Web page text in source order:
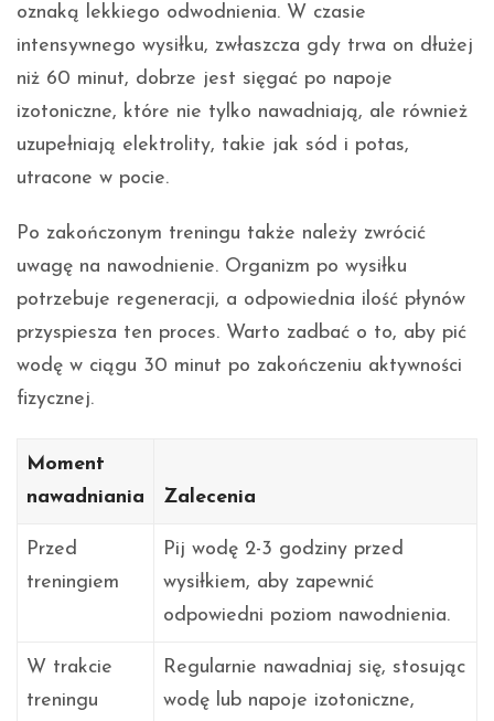
oznaką lekkiego odwodnienia. W czasie
intensywnego wysiłku, zwłaszcza gdy trwa on dłużej
niż 60 minut, dobrze jest sięgać po napoje
izotoniczne, które nie tylko nawadniają, ale również
uzupełniają elektrolity, takie jak sód i potas,
utracone w pocie.
Po zakończonym treningu także należy zwrócić
uwagę na nawodnienie. Organizm po wysiłku
potrzebuje regeneracji, a odpowiednia ilość płynów
przyspiesza ten proces. Warto zadbać o to, aby pić
wodę w ciągu 30 minut po zakończeniu aktywności
fizycznej.
Moment
nawadniania
Zalecenia
Przed
treningiem
Pij wodę 2-3 godziny przed
wysiłkiem, aby zapewnić
odpowiedni poziom nawodnienia.
W trakcie
treningu
Regularnie nawadniaj się, stosując
wodę lub napoje izotoniczne,